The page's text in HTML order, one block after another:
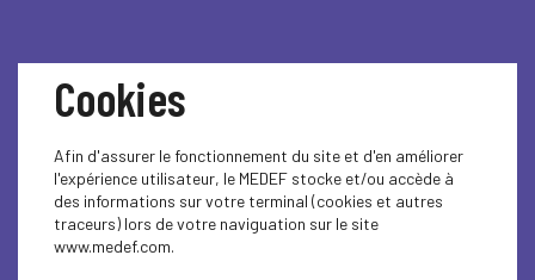
Cookies
Afin d'assurer le fonctionnement du site et d'en améliorer
l'expérience utilisateur, le MEDEF stocke et/ou accède à
des informations sur votre terminal (cookies et autres
traceurs) lors de votre naviguation sur le site
www.medef.com.